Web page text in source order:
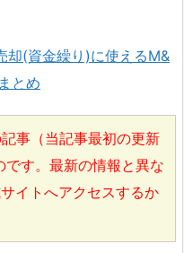
却(資金繰り)に使えるM&
とめ
事（当記事最初の更新
す。最新の情報と異な
イトへアクセスするか